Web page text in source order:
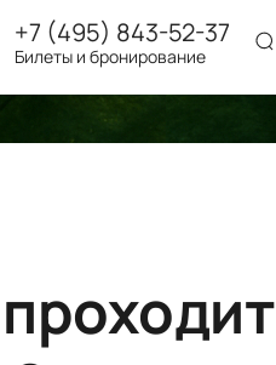
+7 (495) 843-52-37
Билеты и бронирование